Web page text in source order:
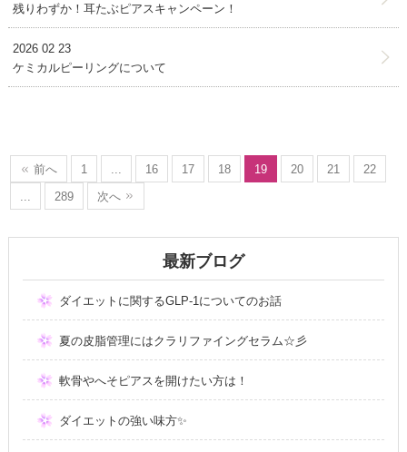
残りわずか！耳たぶピアスキャンペーン！
2026 02 23
ケミカルピーリングについて
前へ 1 16 17 18 19 20 21
22
289 次へ
最新ブログ
ダイエットに関するGLP-1についてのお話
夏の皮脂管理にはクラリファイングセラム☆彡
軟骨やへそピアスを開けたい方は！
ダイエットの強い味方✨